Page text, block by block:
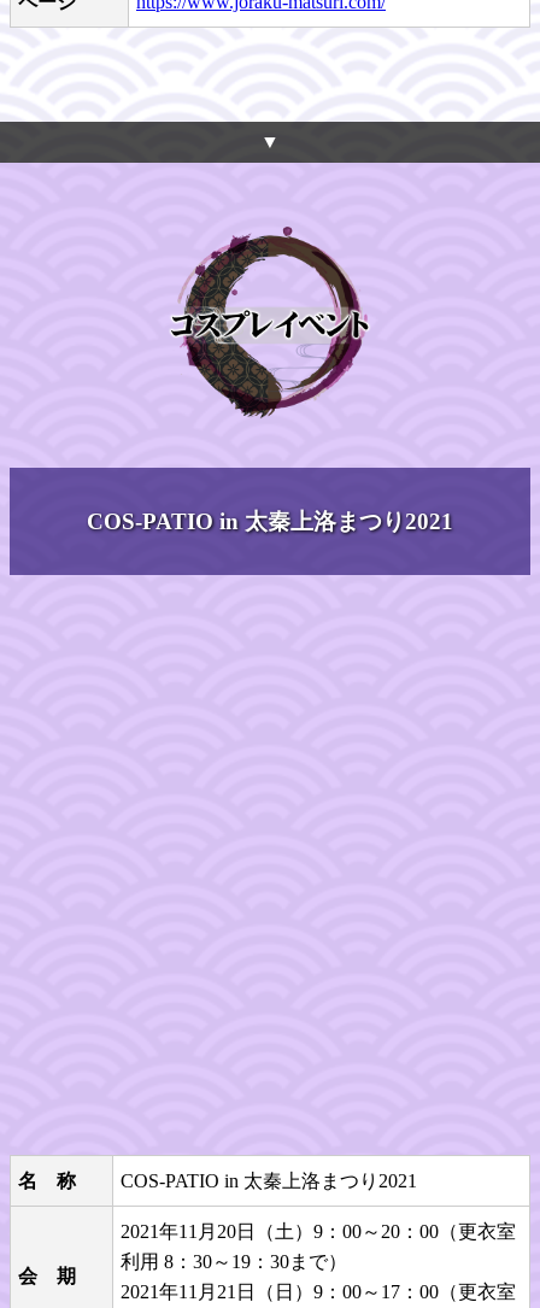
▼
COS-PATIO in 太秦上洛まつり2021
名　称 COS-PATIO in 太秦上洛まつり2021
会　期
2021年11月20日（土）9：00～20：00（更衣室
利用 8：30～19：30まで）
2021年11月21日（日）9：00～17：00（更衣室